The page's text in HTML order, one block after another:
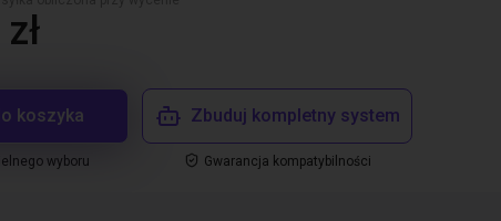
koszyka
wyboru
Zbuduj kompletny system
Gwarancja kompatybilności